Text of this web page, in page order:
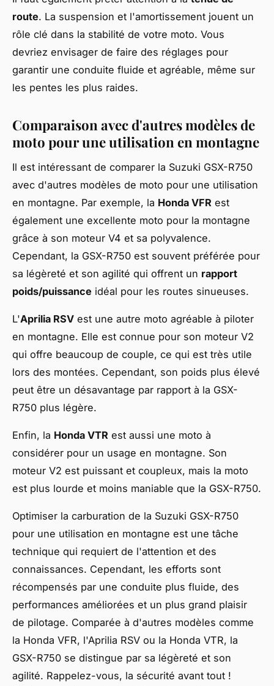
route. La suspension et l'amortissement jouent un
rôle clé dans la stabilité de votre moto. Vous
devriez envisager de faire des réglages pour
garantir une conduite fluide et agréable, même sur
les pentes les plus raides.
Comparaison avec d'autres modèles de
moto pour une utilisation en montagne
Il est intéressant de comparer la Suzuki GSX-R750
avec d'autres modèles de moto pour une utilisation
en montagne. Par exemple, la Honda VFR est
également une excellente moto pour la montagne
grâce à son moteur V4 et sa polyvalence.
Cependant, la GSX-R750 est souvent préférée pour
sa légèreté et son agilité qui offrent un rapport
poids/puissance idéal pour les routes sinueuses.
L'Aprilia RSV est une autre moto agréable à piloter
en montagne. Elle est connue pour son moteur V2
qui offre beaucoup de couple, ce qui est très utile
lors des montées. Cependant, son poids plus élevé
peut être un désavantage par rapport à la GSX-
R750 plus légère.
Enfin, la Honda VTR est aussi une moto à
considérer pour un usage en montagne. Son
moteur V2 est puissant et coupleux, mais la moto
est plus lourde et moins maniable que la GSX-R750.
Optimiser la carburation de la Suzuki GSX-R750
pour une utilisation en montagne est une tâche
technique qui requiert de l'attention et des
connaissances. Cependant, les efforts sont
récompensés par une conduite plus fluide, des
performances améliorées et un plus grand plaisir
de pilotage. Comparée à d'autres modèles comme
la Honda VFR, l'Aprilia RSV ou la Honda VTR, la
GSX-R750 se distingue par sa légèreté et son
agilité. Rappelez-vous, la sécurité avant tout !